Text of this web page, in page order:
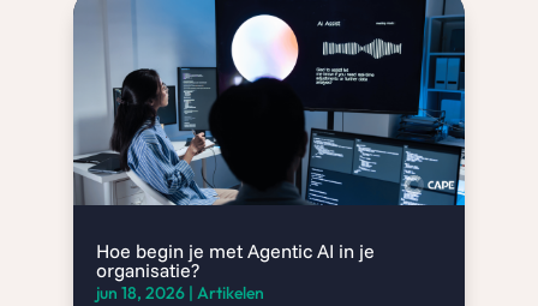
Hoe begin je met Agentic AI in je
organisatie?
jun 18, 2026| Artikelen